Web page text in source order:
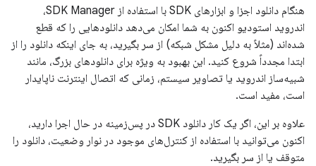
هنگام دانلود اجزا و ابزارهای SDK با استفاده از SDK Manager،
اندروید استودیو اکنون به شما امکان می‌دهد دانلودهایی را که قطع
شده‌اند (مثلاً به دلیل مشکل شبکه) از سر بگیرید، به جای اینکه دانلود را از
ابتدا مجدداً شروع کنید. این بهبود به ویژه برای دانلودهای بزرگ، مانند
شبیه‌ساز اندروید یا تصاویر سیستم، زمانی که اتصال اینترنت ناپایدار
است، مفید است.
علاوه بر این، اگر یک کار دانلود SDK در پس‌زمینه در حال اجرا دارید،
اکنون می‌توانید با استفاده از کنترل‌های موجود در نوار وضعیت، دانلود را
متوقف یا از سر بگیرید.